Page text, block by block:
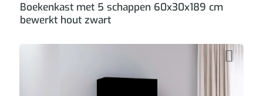
Boekenkast met 5 schappen 60x30x189 cm
bewerkt hout zwart